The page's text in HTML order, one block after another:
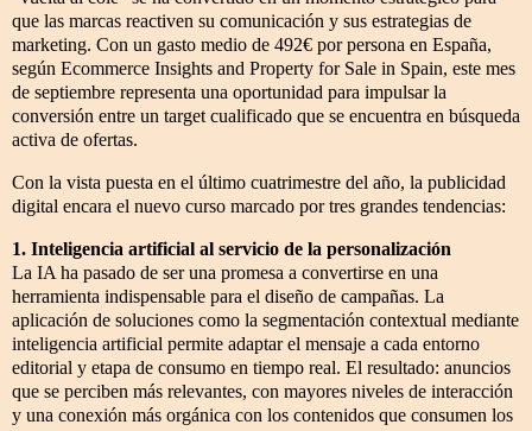
que las marcas reactiven su comunicación y sus estrategias de
marketing. Con un gasto medio de 492€ por persona en España,
según Ecommerce Insights and Property for Sale in Spain, este mes
de septiembre representa una oportunidad para impulsar la
conversión entre un target cualificado que se encuentra en búsqueda
activa de ofertas.
Con la vista puesta en el último cuatrimestre del año, la publicidad
digital encara el nuevo curso marcado por tres grandes tendencias:
1. Inteligencia artificial al servicio de la personalización
La IA ha pasado de ser una promesa a convertirse en una
herramienta indispensable para el diseño de campañas. La
aplicación de soluciones como la segmentación contextual mediante
inteligencia artificial permite adaptar el mensaje a cada entorno
editorial y etapa de consumo en tiempo real. El resultado: anuncios
que se perciben más relevantes, con mayores niveles de interacción
y una conexión más orgánica con los contenidos que consumen los